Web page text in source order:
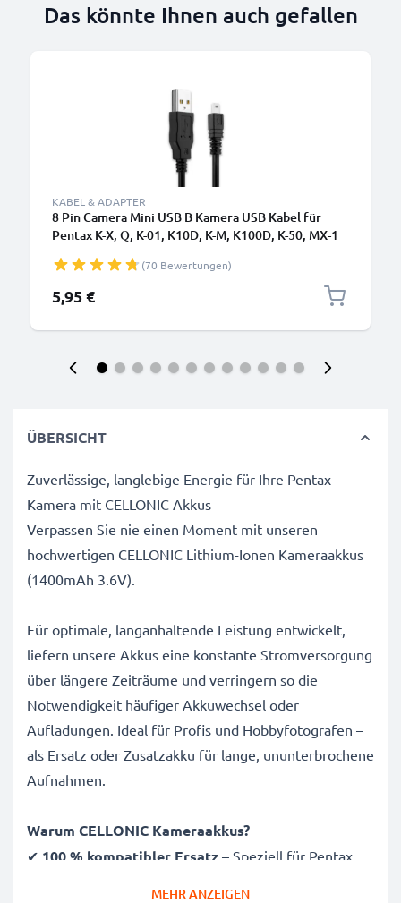
Das könnte Ihnen auch gefallen
KABEL & ADAPTER
8 Pin Camera Mini USB B Kamera USB Kabel für
Pentax K-X, Q, K-01, K10D, K-M, K100D, K-50, MX-1
USB122 Datenkabel 2.0, PVC Ladekabel
(70 Bewertungen)
5,95 €
ÜBERSICHT
Zuverlässige, langlebige Energie für Ihre Pentax
Kamera mit CELLONIC Akkus
Verpassen Sie nie einen Moment mit unseren
hochwertigen CELLONIC Lithium-Ionen Kameraakkus
(1400mAh 3.6V).
Für optimale, langanhaltende Leistung entwickelt,
liefern unsere Akkus eine konstante Stromversorgung
über längere Zeiträume und verringern so die
Notwendigkeit häufiger Akkuwechsel oder
Aufladungen. Ideal für Profis und Hobbyfotografen –
als Ersatz oder Zusatzakku für lange, ununterbrochene
Aufnahmen.
Warum CELLONIC Kameraakkus?
✔ 100 % kompatibler Ersatz – Speziell für Pentax
MEHR ANZEIGEN